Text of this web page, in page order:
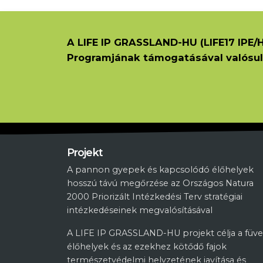
A LIFE IP GRASSLAND-HU (LIFE17
Programjának támogatásával
Projekt
A pannon gyepek és kapcsolódó élőhelyek
hosszú távú megőrzése az Országos Natura
2000 Priorizált Intézkedési Terv stratégiai
intézkedéseinek megvalósításával
A LIFE IP GRASSLAND-HU projekt célja a
élőhelyek és az ezekhez kötődő fajok
természetvédelmi helyzetének javítása és